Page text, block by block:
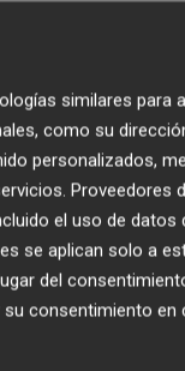
similares para
como su
personalizados,
Proveedores
el uso de datos
se aplican solo a
del
su consentimiento en